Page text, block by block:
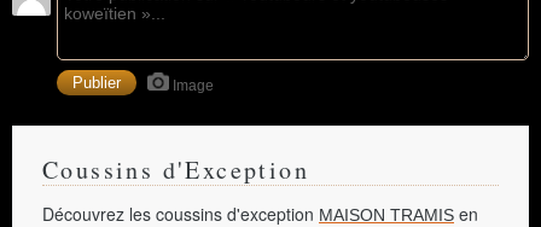
Image
Coussins d'Exception
Découvrez les coussins d'exception MAISON TRAMIS en